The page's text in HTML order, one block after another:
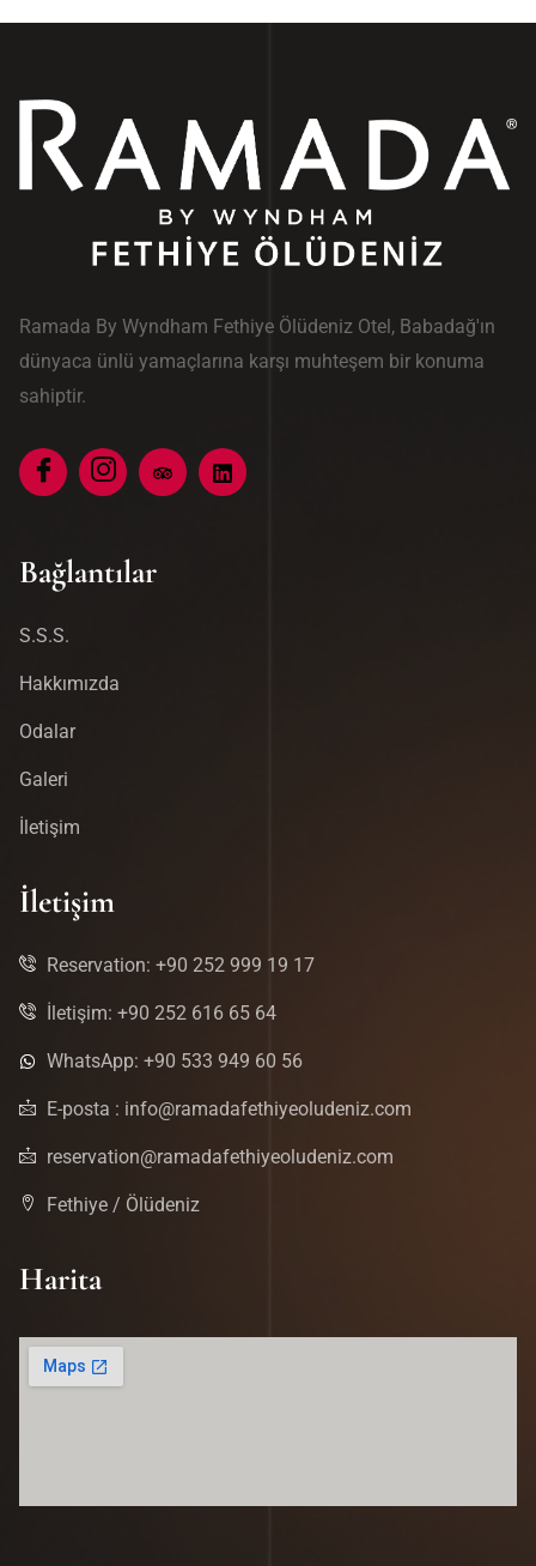
Ramada By Wyndham Fethiye Ölüdeniz Otel, Babadağ'ın
dünyaca ünlü yamaçlarına karşı muhteşem bir konuma
sahiptir.
Bağlantılar
S.S.S.
Hakkımızda
Odalar
Galeri
İletişim
İletişim
Reservation: +90 252 999 19 17
İletişim: +90 252 616 65 64
WhatsApp: +90 533 949 60 56
E-posta : info@ramadafethiyeoludeniz.com
reservation@ramadafethiyeoludeniz.com
Fethiye / Ölüdeniz
Harita